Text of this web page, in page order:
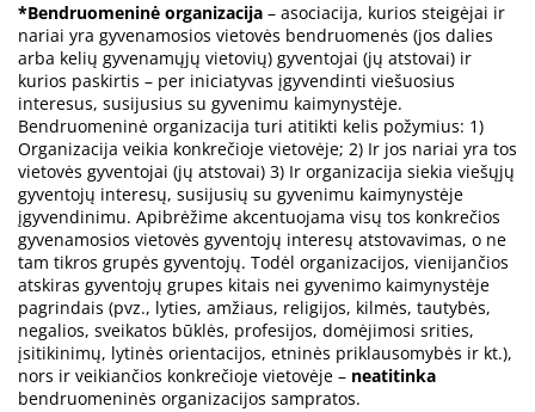
*Bendruomeninė organizacija – asociacija, kurios steigėjai ir
nariai yra gyvenamosios vietovės bendruomenės (jos dalies
arba kelių gyvenamųjų vietovių) gyventojai (jų atstovai) ir
kurios paskirtis – per iniciatyvas įgyvendinti viešuosius
interesus, susijusius su gyvenimu kaimynystėje.
Bendruomeninė organizacija turi atitikti kelis požymius: 1)
Organizacija veikia konkrečioje vietovėje; 2) Ir jos nariai yra tos
vietovės gyventojai (jų atstovai) 3) Ir organizacija siekia viešųjų
gyventojų interesų, susijusių su gyvenimu kaimynystėje
įgyvendinimu. Apibrėžime akcentuojama visų tos konkrečios
gyvenamosios vietovės gyventojų interesų atstovavimas, o ne
tam tikros grupės gyventojų. Todėl organizacijos, vienijančios
atskiras gyventojų grupes kitais nei gyvenimo kaimynystėje
pagrindais (pvz., lyties, amžiaus, religijos, kilmės, tautybės,
negalios, sveikatos būklės, profesijos, domėjimosi srities,
įsitikinimų, lytinės orientacijos, etninės priklausomybės ir kt.),
nors ir veikiančios konkrečioje vietovėje – neatitinka
bendruomeninės organizacijos sampratos.